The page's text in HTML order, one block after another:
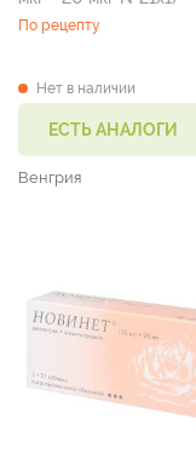
По рецепту
Нет в наличии
ЕСТЬ АНАЛОГИ
Венгрия